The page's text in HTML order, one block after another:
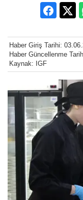
Haber Giriş Tarihi:
Haber Güncellenme
Kaynak: IGF